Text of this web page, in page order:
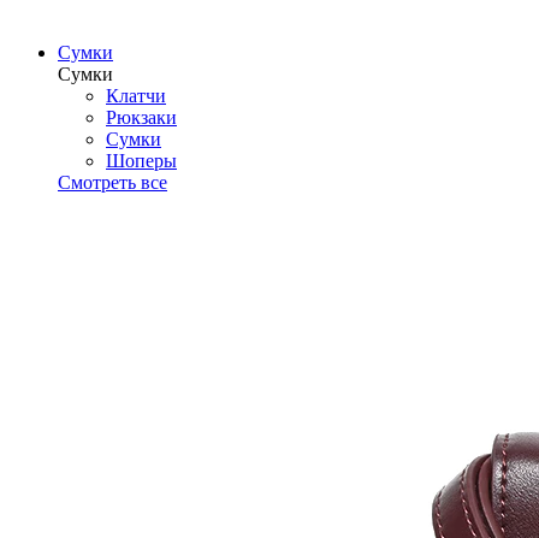
Сумки
Сумки
Клатчи
Рюкзаки
Сумки
Шоперы
Смотреть все